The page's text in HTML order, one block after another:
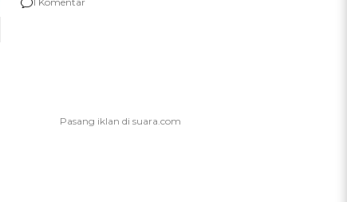
Usai Jadi Brigjen